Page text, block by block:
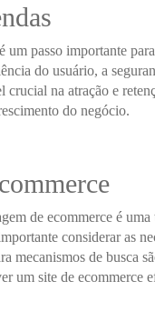
um passo importante
do usuário, a
crucial na atração e
do negócio.
de ecommerce é
considerar as
mecanismos de busca
um site de ecommerce